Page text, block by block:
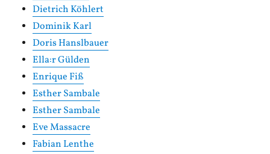
Dietrich Köhlert
Dominik Karl
Doris Hanslbauer
Ella:r Gülden
Enrique Fiß
Esther Sambale
Esther Sambale
Eve Massacre
Fabian Lenthe